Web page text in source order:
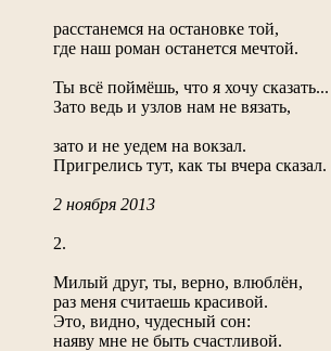
расстанемся на остановке той,
где наш роман останется мечтой.
Ты всё поймёшь, что я хочу сказать...
Зато ведь и узлов нам не вязать,
зато и не уедем на вокзал.
Пригрелись тут, как ты вчера сказал.
2 ноября 2013
2.
Милый друг, ты, верно, влюблён,
раз меня считаешь красивой.
Это, видно, чудесный сон:
наяву мне не быть счастливой.